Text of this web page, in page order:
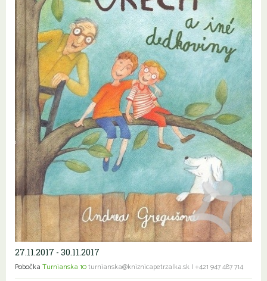
27.11.2017 - 30.11.2017
Pobočka Turnianska 10turnianska@kniznicapetrzalka.sk | +421 947 487 714